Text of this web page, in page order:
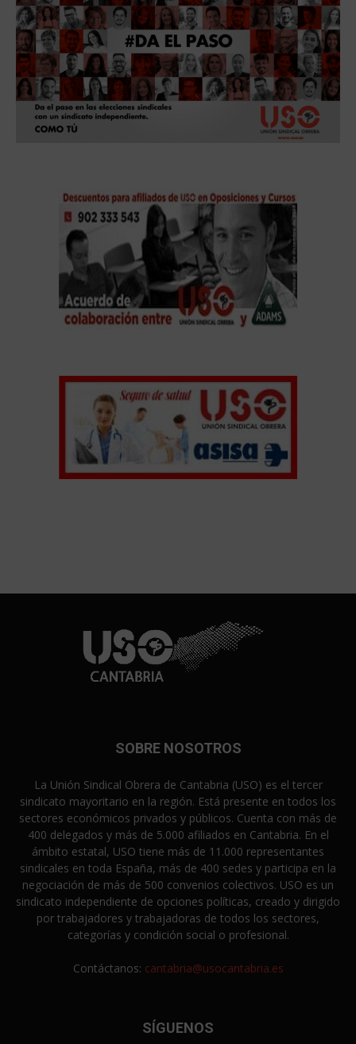
SOBRE NOSOTROS
La Unión Sindical Obrera de Cantabria (USO) es el tercer
sindicato mayoritario en la región. Está presente en todos los
sectores económicos privados y públicos. Cuenta con más de
400 delegados y más de 5.000 afiliados en Cantabria. En el
ámbito estatal, USO tiene más de 11.000 representantes
sindicales en toda España, más de 400 sedes y participa en la
negociación de más de 500 convenios colectivos. USO es un
sindicato independiente de opciones políticas, creado y dirigido
por trabajadores y trabajadoras de todos los sectores,
categorías y condición social o profesional.
Contáctanos: cantabria@usocantabria.es
SÍGUENOS